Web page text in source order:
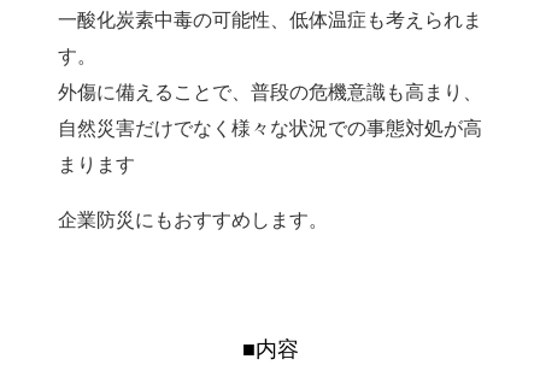
一酸化炭素中毒の可能性、低体温症も考えられま
す。
外傷に備えることで、普段の危機意識も高まり、
自然災害だけでなく様々な状況での事態対処が高
まります
企業防災にもおすすめします。
■内容